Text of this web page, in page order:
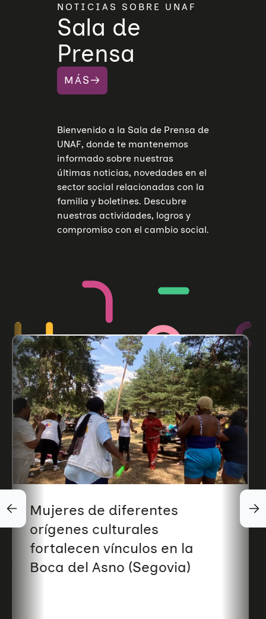
NOTICIAS SOBRE UNAF
Sala de
Prensa
MÁS
Bienvenido a la Sala de Prensa de
UNAF, donde te mantenemos
informado sobre nuestras
últimas noticias, novedades en el
sector social relacionadas con la
familia y boletines. Descubre
nuestras actividades, logros y
compromiso con el cambio social.
Mujeres de diferentes
orígenes culturales
fortalecen vínculos en la
Boca del Asno (Segovia)